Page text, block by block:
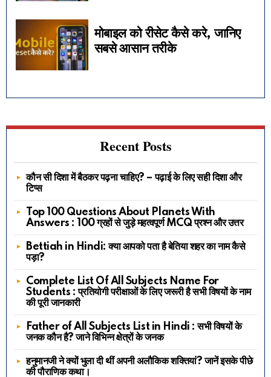
मोबाइल को रीसेट कैसे करे, जानिए
सबसे आसान तरीके
Recent Posts
कौन सी दिशा में बैठकर पढ़ना चाहिए? – पढ़ाई के लिए सही दिशा और
टिप्स
Top 100 Questions About Planets With
Answers : 100 ग्रहों से जुड़े महत्वपूर्ण MCQ प्रश्न और उत्तर
Bettiah in Hindi: क्या आपको पता है बेतिया शहर का नाम कैसे
पड़ा?
Complete List Of All Subjects Name For
Students : प्रतियोगी परीक्षाओं के लिए जरूरी है सभी विषयों के नाम
की पूरी जानकारी
Father of All Subjects List in Hindi : सभी विषयों के
जनक कौन है? जाने विभिन्न क्षेत्रों के जनक
हनुमानजी ने क्यों भुला दी थीं अपनी अलौकिक शक्तियां? जानें इसके पीछे
की पौराणिक कथा।